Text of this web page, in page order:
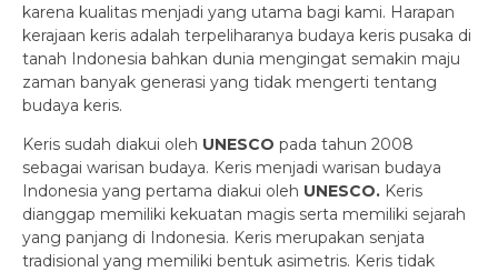
karena kualitas menjadi yang utama bagi kami. Harapan
kerajaan keris adalah terpeliharanya budaya keris pusaka di
tanah Indonesia bahkan dunia mengingat semakin maju
zaman banyak generasi yang tidak mengerti tentang
budaya keris.
Keris sudah diakui oleh UNESCO pada tahun 2008
sebagai warisan budaya. Keris menjadi warisan budaya
Indonesia yang pertama diakui oleh UNESCO. Keris
dianggap memiliki kekuatan magis serta memiliki sejarah
yang panjang di Indonesia. Keris merupakan senjata
tradisional yang memiliki bentuk asimetris. Keris tidak